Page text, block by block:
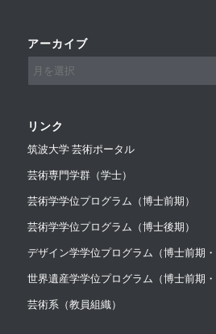
アーカイブ
リンク
筑波大学 芸術ポータル
芸術専門学群（学士）
芸術学学位プログラム（博士前期）
芸術学学位プログラム（博士後期）
デザイン学学位プログラム（博士前期・
世界遺産学学位プログラム（博士前期・
芸術系（教員組織）